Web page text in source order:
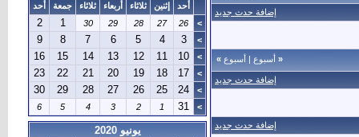
إضافة حدث جديد
« أسبوع | أسبوع »
إضافة حدث جديد
إضافة حدث جديد
أحد إثنين ثلاثاء أربعاء ثلاثاء جمعة
أحد
>
26
27
28
29
30
1
2
>
3
4
5
6
7
8
9
>
10
11
12
13
14
15
16
>
17
18
19
20
21
22
23
>
24
25
26
27
28
29
30
>
31
1
2
3
4
5
6
يونيو 2020